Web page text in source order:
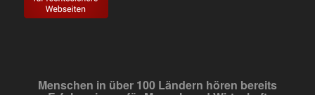
Menschen in über 100 Ländern hören bereits